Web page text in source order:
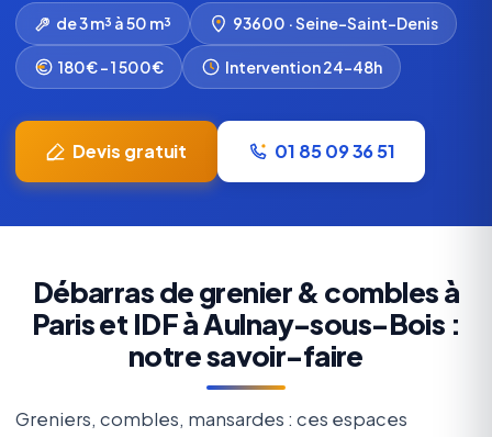
de 3 m³ à 50 m³ 93600 · Seine-Saint-Denis
180€ – 1 500€ Intervention 24-48h
Devis gratuit 01 85 09 36 51
Débarras de grenier & combles à
Paris et IDF à Aulnay-sous-Bois :
notre savoir-faire
Greniers, combles, mansardes : ces espaces